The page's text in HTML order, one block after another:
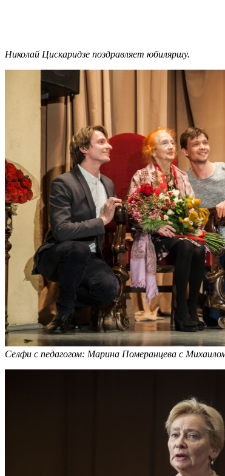
Николай Цискаридзе поздравляет юбиляршу.
Селфи с педагогом: Марина Померанцева с